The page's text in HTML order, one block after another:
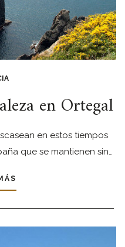
en Ortegal
en estos tiempos
que se mantienen sin…